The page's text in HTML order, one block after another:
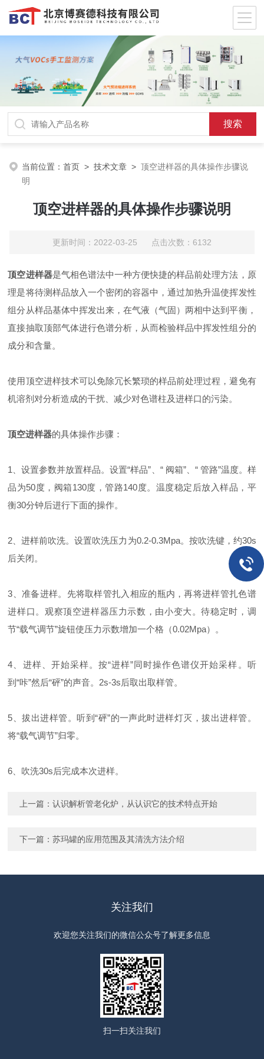
当前位置：首页 >技术文章 >顶空进样器的具体操作步骤说
明
顶空进样器的具体操作步骤说明
更新时间：2022-03-25 点击次数：6132
顶空进样器是气相色谱法中一种方便快捷的样品前处理方法，原
理是将待测样品放入一个密闭的容器中，通过加热升温使挥发性
组分从样品基体中挥发出来，在气液（气固）两相中达到平衡，
直接抽取顶部气体进行色谱分析，从而检验样品中挥发性组分的
成分和含量。
使用顶空进样技术可以免除冗长繁琐的样品前处理过程，避免有
机溶剂对分析造成的干扰、减少对色谱柱及进样口的污染。
顶空进样器的具体操作步骤：
1、设置参数并放置样品。设置“样品”、“ 阀箱”、“ 管路”温度。样
品为50度，阀箱130度，管路140度。温度稳定后放入样品，平
衡30分钟后进行下面的操作。
2、进样前吹洗。设置吹洗压力为0.2-0.3Mpa。按吹洗键，约30s
后关闭。
3、准备进样。先将取样管扎入相应的瓶内，再将进样管扎色谱
进样口。观察顶空进样器压力示数，由小变大。待稳定时，调
节“载气调节”旋钮使压力示数增加一个格（0.02Mpa）。
4、进样、开始采样。按“进样”同时操作色谱仪开始采样。听
到“咔”然后“砰”的声音。2s-3s后取出取样管。
5、拔出进样管。听到“砰”的一声此时进样灯灭，拔出进样管。
将“载气调节”归零。
6、吹洗30s后完成本次进样。
上一篇：认识解析管老化炉，从认识它的技术特点开始
下一篇：苏玛罐的应用范围及其清洗方法介绍
关注我们
欢迎您关注我们的微信公众号了解更多信息
扫一扫关注我们